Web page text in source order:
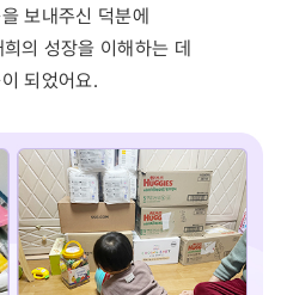
보내주신 덕분에
의 성장을 이해하는 데
되었어요.